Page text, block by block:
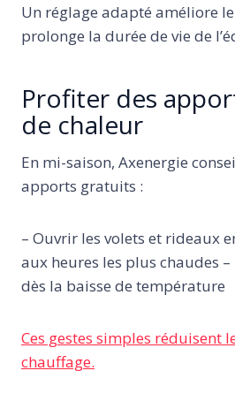
Un réglage adapté améliore
prolonge la durée de vie de
Profiter des
de chaleur
En mi-saison, Axenergie
apports gratuits :
– Ouvrir les volets et rideaux
aux heures les plus chaudes
dès la baisse de température
Ces gestes simples réduisent
chauffage.